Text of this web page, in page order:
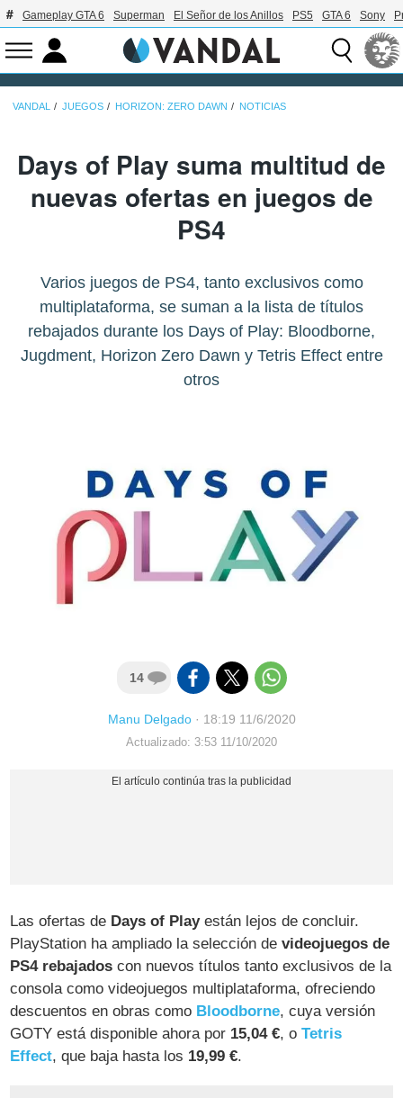
Gameplay GTA 6 Superman El Señor de los Anillos PS5 GTA 6 Sony
VANDAL JUEGOS HORIZON: ZERO DAWN NOTICIAS
Days of Play suma multitud de
nuevas ofertas en juegos de
PS4
Varios juegos de PS4, tanto exclusivos como
multiplataforma, se suman a la lista de títulos
rebajados durante los Days of Play: Bloodborne,
Jugdment, Horizon Zero Dawn y Tetris Effect entre
otros
14
Manu Delgado· 18:19 11/6/2020
Actualizado: 3:53 11/10/2020
Las ofertas de Days of Playestán lejos de concluir.
PlayStation ha ampliado la selección devideojuegos de
PS4 rebajados con nuevos títulos tanto exclusivos de la
consola como videojuegos multiplataforma, ofreciendo
descuentos en obras como Bloodborne, cuya versión
GOTY está disponible ahora por 15,04 €, oTetris
Effect, que baja hasta los 19,99 €.